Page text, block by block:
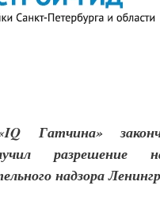
Гатчина»
разрешение
надзора